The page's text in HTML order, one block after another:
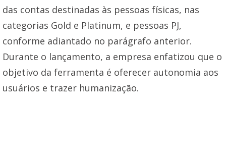
das contas destinadas às pessoas físicas, nas
categorias Gold e Platinum, e pessoas PJ,
conforme adiantado no parágrafo anterior.
Durante o lançamento, a empresa enfatizou que o
objetivo da ferramenta é oferecer autonomia aos
usuários e trazer humanização.